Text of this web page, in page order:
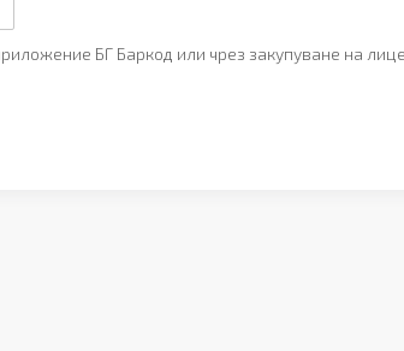
БГ Баркод или чрез закупуване на